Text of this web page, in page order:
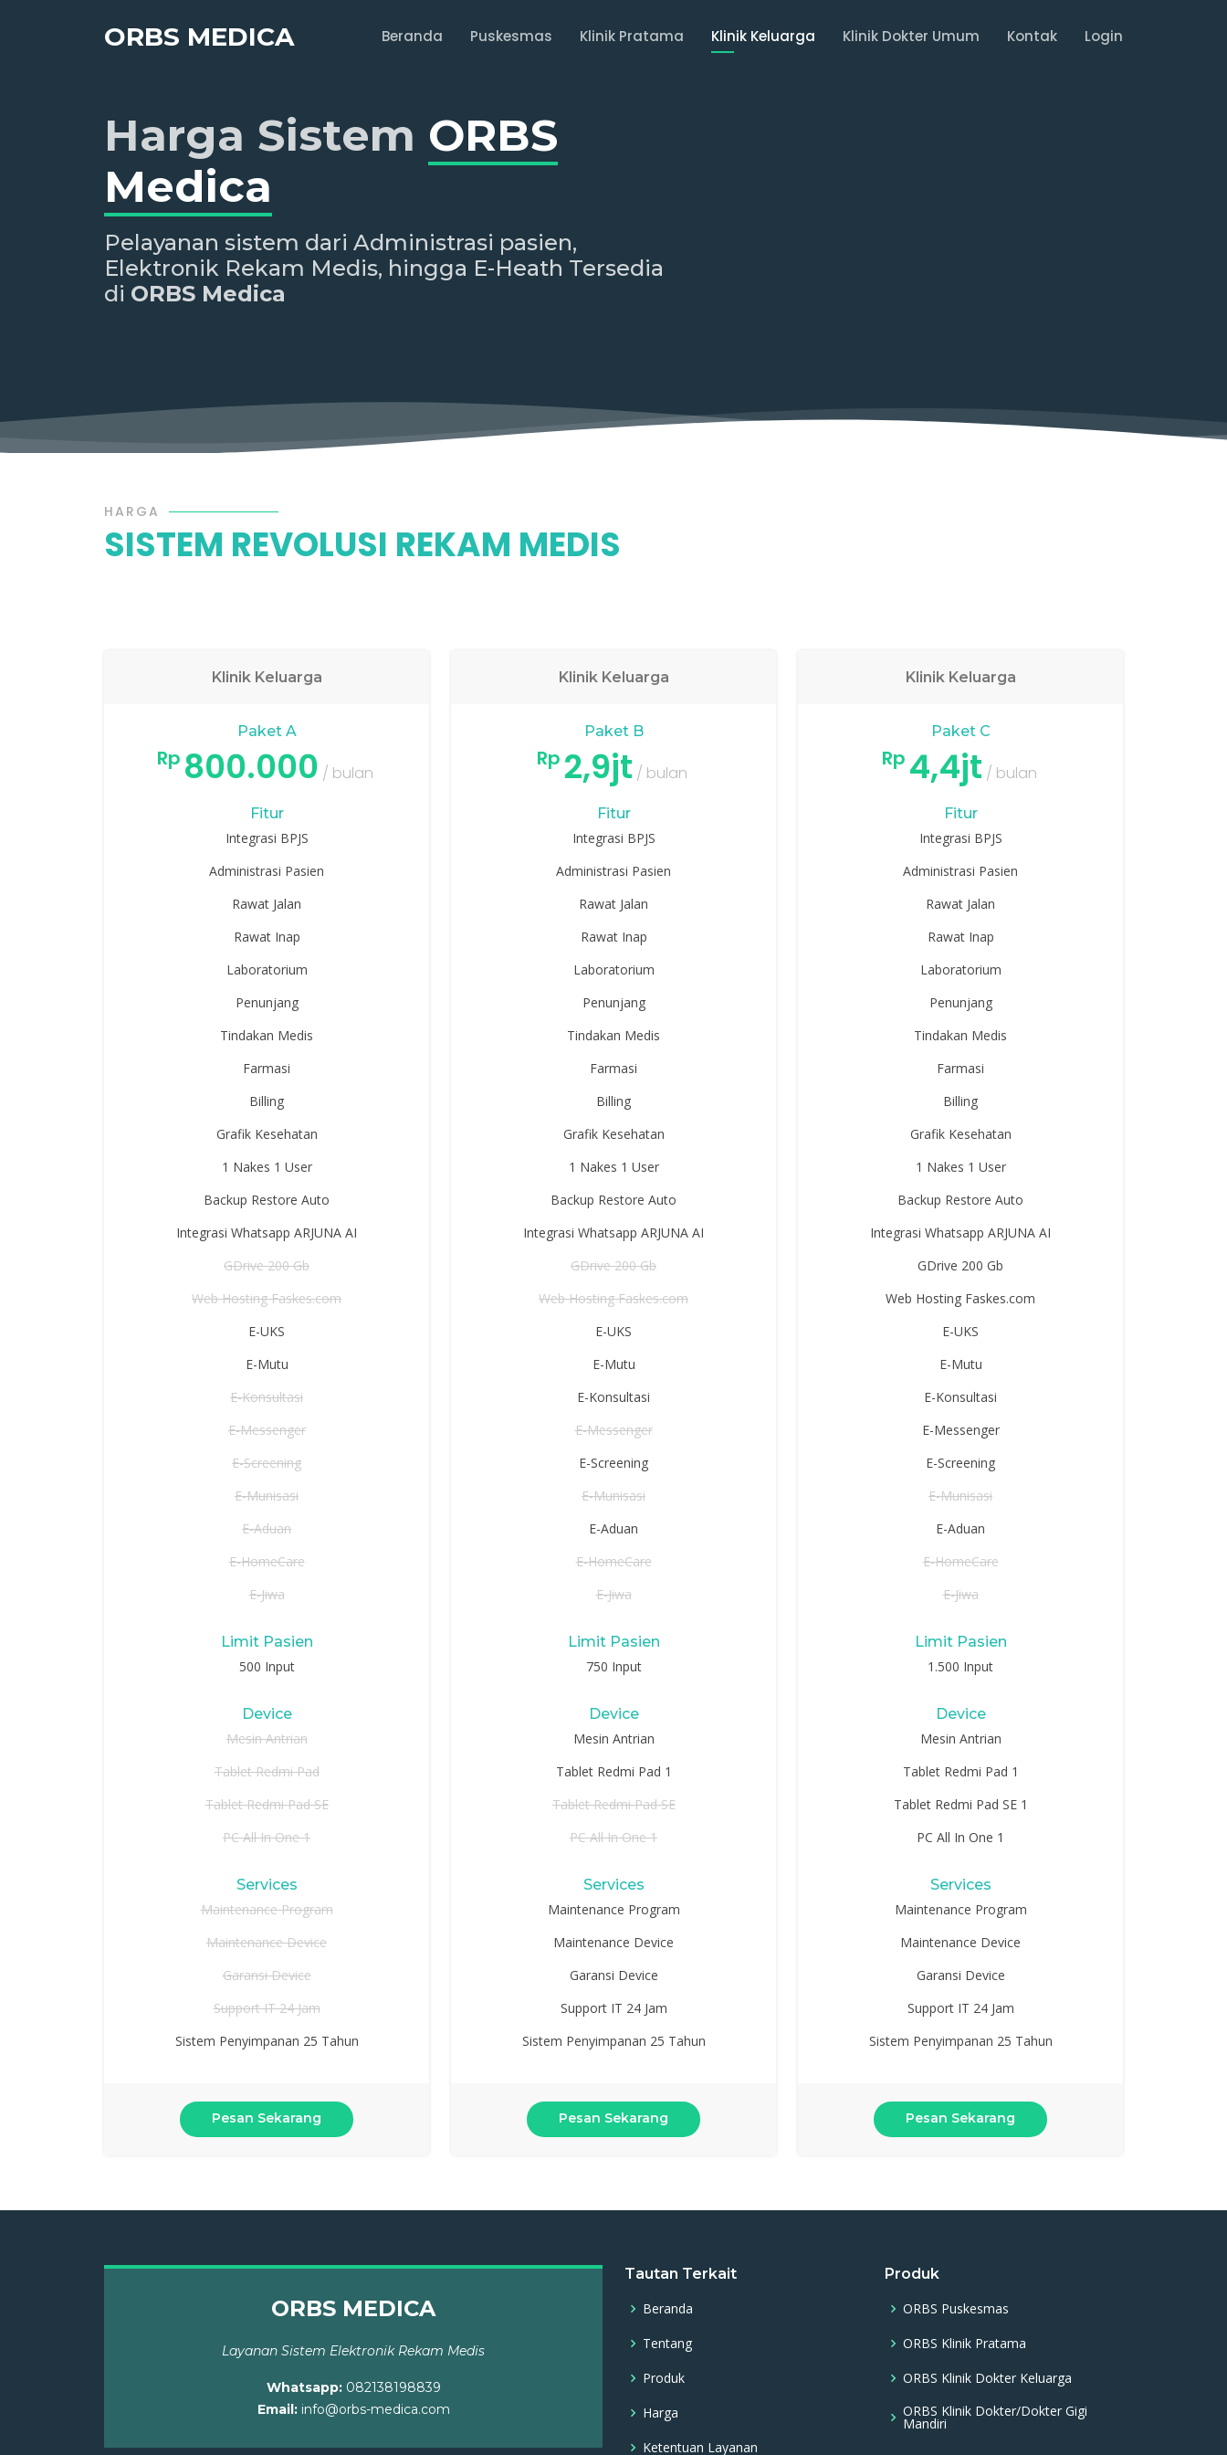
ORBS MEDICA Beranda Puskesmas Klinik Pratama Klinik Keluarga Klinik Dokter Umum Kontak Login
Harga Sistem ORBS
Medica
Pelayanan sistem dari Administrasi pasien,
Elektronik Rekam Medis, hingga E-Heath Tersedia
di ORBS Medica
HARGA
SISTEM REVOLUSI REKAM MEDIS
Klinik Keluarga
Paket A
Rp 800.000 / bulan
Fitur
Integrasi BPJS
Administrasi Pasien
Rawat Jalan
Rawat Inap
Laboratorium
Penunjang
Tindakan Medis
Farmasi
Billing
Grafik Kesehatan
1 Nakes 1 User
Backup Restore Auto
Integrasi Whatsapp ARJUNA AI
GDrive 200 Gb
Web Hosting Faskes.com
E-UKS
E-Mutu
E-Konsultasi
E-Messenger
E-Screening
E-Munisasi
E-Aduan
E-HomeCare
E-Jiwa
Limit Pasien
500 Input
Device
Mesin Antrian
Tablet Redmi Pad
Tablet Redmi Pad SE
PC All In One 1
Services
Maintenance Program
Maintenance Device
Garansi Device
Support IT 24 Jam
Sistem Penyimpanan 25 Tahun
Pesan Sekarang
Klinik Keluarga
Paket B
Rp 2,9jt / bulan
Fitur
Integrasi BPJS
Administrasi Pasien
Rawat Jalan
Rawat Inap
Laboratorium
Penunjang
Tindakan Medis
Farmasi
Billing
Grafik Kesehatan
1 Nakes 1 User
Backup Restore Auto
Integrasi Whatsapp ARJUNA AI
GDrive 200 Gb
Web Hosting Faskes.com
E-UKS
E-Mutu
E-Konsultasi
E-Messenger
E-Screening
E-Munisasi
E-Aduan
E-HomeCare
E-Jiwa
Limit Pasien
750 Input
Device
Mesin Antrian
Tablet Redmi Pad 1
Tablet Redmi Pad SE
PC All In One 1
Services
Maintenance Program
Maintenance Device
Garansi Device
Support IT 24 Jam
Sistem Penyimpanan 25 Tahun
Pesan Sekarang
Klinik Keluarga
Paket C
Rp 4,4jt / bulan
Fitur
Integrasi BPJS
Administrasi Pasien
Rawat Jalan
Rawat Inap
Laboratorium
Penunjang
Tindakan Medis
Farmasi
Billing
Grafik Kesehatan
1 Nakes 1 User
Backup Restore Auto
Integrasi Whatsapp ARJUNA AI
GDrive 200 Gb
Web Hosting Faskes.com
E-UKS
E-Mutu
E-Konsultasi
E-Messenger
E-Screening
E-Munisasi
E-Aduan
E-HomeCare
E-Jiwa
Limit Pasien
1.500 Input
Device
Mesin Antrian
Tablet Redmi Pad 1
Tablet Redmi Pad SE 1
PC All In One 1
Services
Maintenance Program
Maintenance Device
Garansi Device
Support IT 24 Jam
Sistem Penyimpanan 25 Tahun
Pesan Sekarang
ORBS MEDICA
Layanan Sistem Elektronik Rekam Medis
Whatsapp:082138198839
Email:info@orbs-medica.com
Tautan Terkait
Beranda
Tentang
Produk
Harga
Ketentuan Layanan
Produk
ORBS Puskesmas
ORBS Klinik Pratama
ORBS Klinik Dokter Keluarga
ORBS Klinik Dokter/Dokter Gigi
Mandiri